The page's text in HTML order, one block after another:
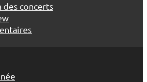
des concerts